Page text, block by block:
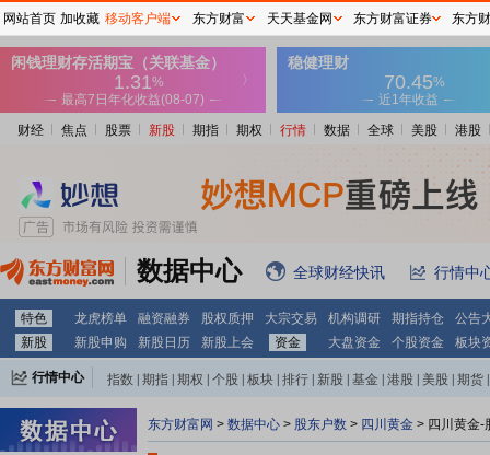
财经 焦点 股票 新股 期指 期权 行情 数据 全球 美股 港股
数据中心 全球财经快讯 行情中
特色 龙虎榜单 融资融券 股权质押 大宗交易 机构调研 期指持仓
公告
新股
新股申购 新股日历 新股上会 资金 大盘资金 个股资金 板块
行情中心 指数 期指 期权 个股 板块 排行 新股 基金 港股 美股 期货
东方财富网 > 数据中心 > 股东户数 > 四川黄金 > 四川黄金-
网站首页 加收藏 移动客户端 东方财富 天天基金网 东方财富证券 东方